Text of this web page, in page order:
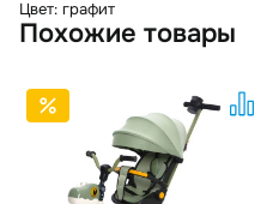
Цвет: графит
Похожие товары